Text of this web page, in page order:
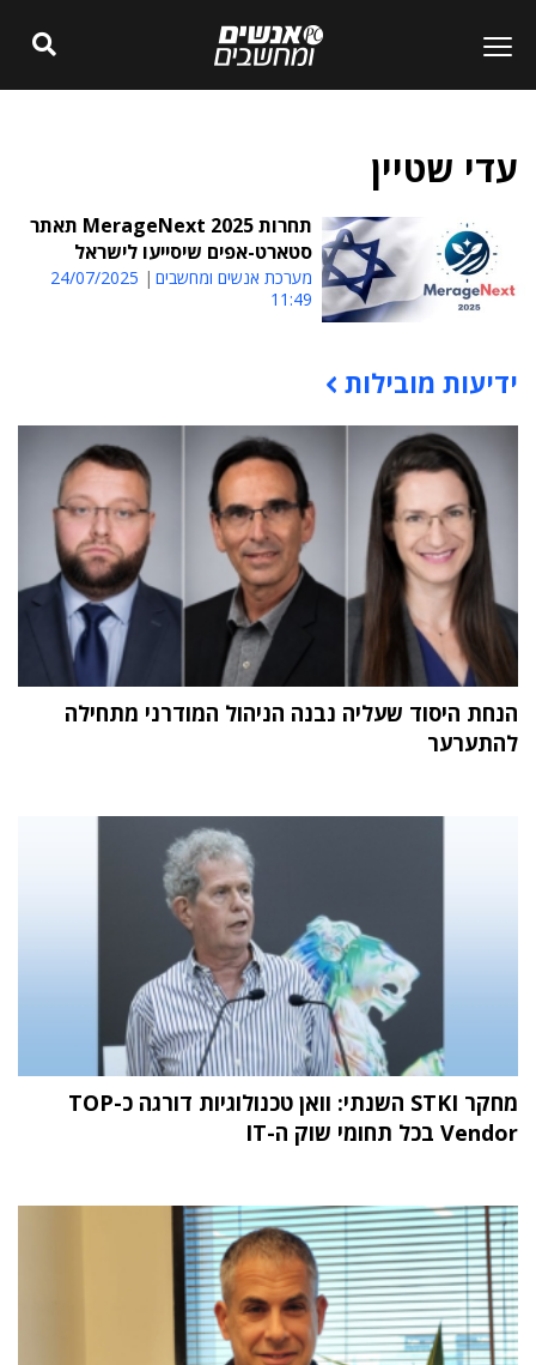
עדי שטיין
תחרות MerageNext 2025 תאתר
סטארט-אפים שיסייעו לישראל
מערכת אנשים ומחשבים
24/07/2025
11:49
תוכן פרסומי
ידיעות מובילות
הנחת היסוד שעליה נבנה הניהול המודרני מתחילה
להתערער
מחקר STKI השנתי: וואן טכנולוגיות דורגה כ-TOP
Vendor בכל תחומי שוק ה-IT